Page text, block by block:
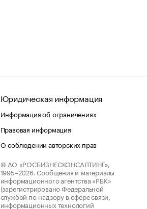
Юридическая информация
Информация об ограничениях
Правовая информация
О соблюдении авторских прав
© АО «РОСБИЗНЕСКОНСАЛТИНГ»,
1995–2026. Сообщения и материалы
информационного агентства «РБК»
(зарегистрировано Федеральной
службой по надзору в сфере связи,
информационных технологий